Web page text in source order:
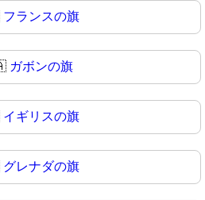
フランスの旗
ガボンの旗
イギリスの旗
グレナダの旗